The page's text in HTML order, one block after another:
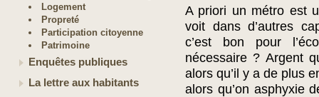
Logement
Propreté
Participation citoyenne
Patrimoine
Enquêtes publiques
La lettre aux habitants
A priori un métro est
voit dans d’autres
c’est bon pour
nécessaire ? Argent
alors qu’il y a de plus
alors qu’on asphyxie